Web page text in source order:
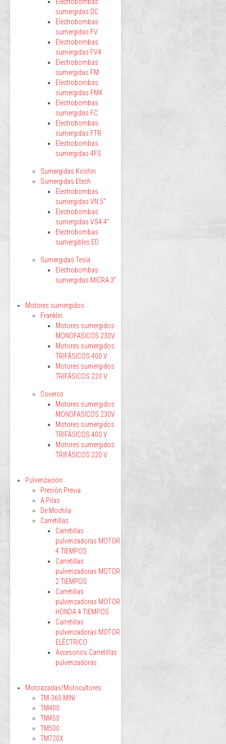
sumergidas DC
Electrobombas
sumergidas FV
Electrobombas
sumergidas FV4
Electrobombas
sumergidas FM
Electrobombas
sumergidas FM4
Electrobombas
sumergidas FC
Electrobombas
sumergidas FTR
Electrobombas
sumergidas 4FS
Sumergidas Koshin
Sumergidas Etech
Electrobombas
sumergidas VN 5"
Electrobombas
sumergidas VS4 4"
Electrobombas
sumergibles ED
Sumergidas Tesla
Electrobombas
sumergidas MICRA 3"
Motores sumergidos
Franklin
Motores sumergidos
MONOFASICOS 230V
Motores sumergidos
TRIFÁSICOS 400 V
Motores sumergidos
TRIFÁSICOS 220 V
Coverco
Motores sumergidos
MONOFASICOS 230V
Motores sumergidos
TRIFÁSICOS 400 V
Motores sumergidos
TRIFÁSICOS 220 V
Pulverización
Presión Previa
A Pilas
De Mochila
Carretillas
Carretillas
pulverizadoras MOTOR
4 TIEMPOS
Carretillas
pulverizadoras MOTOR
2 TIEMPOS
Carretillas
pulverizadoras MOTOR
HONDA 4 TIEMPOS
Carretillas
pulverizadoras MOTOR
ELÉCTRICO
Accesorios Carretillas
pulverizadoras
Motoazadas/Motocultores
TM-360 MINI
TM400
TM450
TM500
TM720X